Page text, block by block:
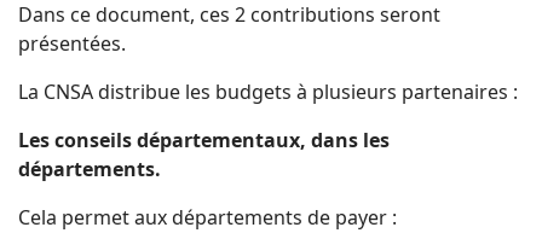
Dans ce document, ces 2 contributions seront
présentées.
La CNSA distribue les budgets à plusieurs partenaires :
Les conseils départementaux, dans les
départements.
Cela permet aux départements de payer :